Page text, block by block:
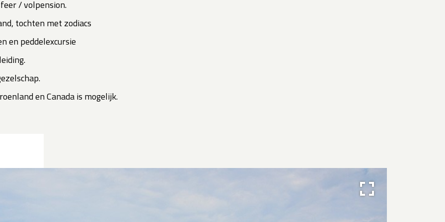
/ volpension.
tochten met zodiacs
en peddelexcursie
en Canada is mogelijk.